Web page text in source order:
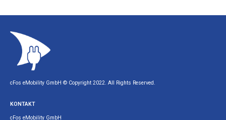
cFos eMobility GmbH © Copyright 2022. All Rights Reserved.
KONTAKT
cFos eMobility GmbH